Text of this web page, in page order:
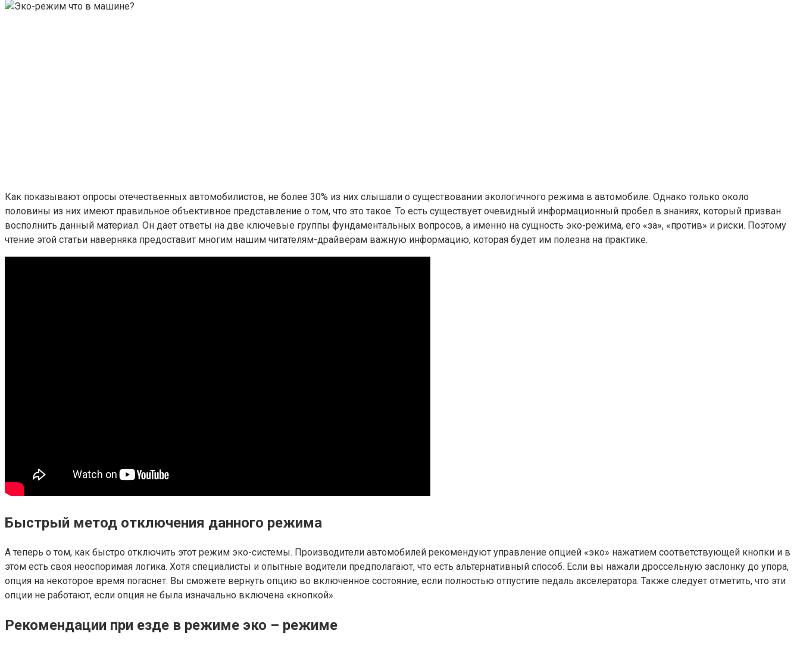
Как показывают опросы отечественных автомобилистов, не более 30% из них слышали о существовании экологичного режима в автомобиле. Однако только около
половины из них имеют правильное объективное представление о том, что это такое. То есть существует очевидный информационный пробел в знаниях, который призван
восполнить данный материал. Он дает ответы на две ключевые группы фундаментальных вопросов, а именно на сущность эко-режима, его «за», «против» и риски. Поэтому
чтение этой статьи наверняка предоставит многим нашим читателям-драйверам важную информацию, которая будет им полезна на практике.
Быстрый метод отключения данного режима
А теперь о том, как быстро отключить этот режим эко-системы. Производители автомобилей рекомендуют управление опцией «эко» нажатием соответствующей кнопки и в
этом есть своя неоспоримая логика. Хотя специалисты и опытные водители предполагают, что есть альтернативный способ. Если вы нажали дроссельную заслонку до упора,
опция на некоторое время погаснет. Вы сможете вернуть опцию во включенное состояние, если полностью отпустите педаль акселератора. Также следует отметить, что эти
опции не работают, если опция не была изначально включена «кнопкой».
Рекомендации при езде в режиме эко – режиме